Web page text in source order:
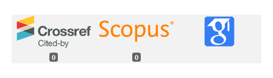
0 0